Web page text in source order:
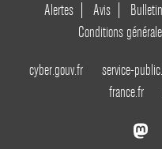
Alertes Avis
Conditions
cyber.gouv.fr service-
france.fr